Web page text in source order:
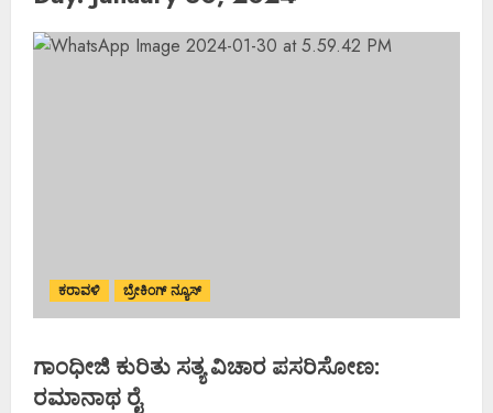
ಕರಾವಳಿ ಬ್ರೇಕಿಂಗ್ ನ್ಯೂಸ್
ಗಾಂಧೀಜಿ ಕುರಿತು ಸತ್ಯ ವಿಚಾರ ಪಸರಿಸೋಣ:
ರಮಾನಾಥ ರೈ